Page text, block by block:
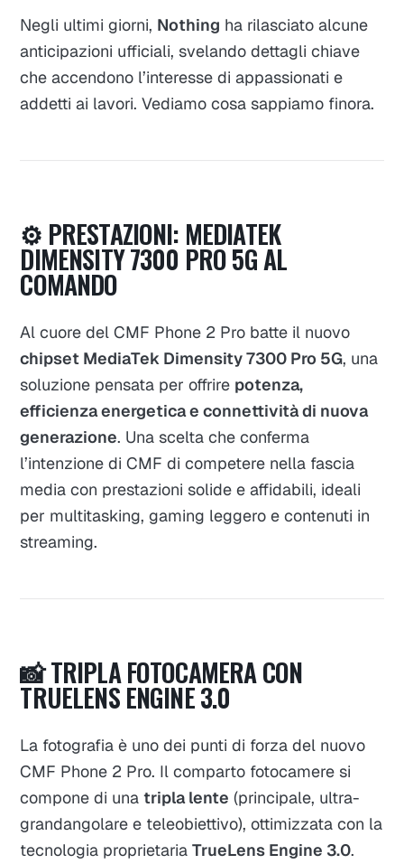
Negli ultimi giorni, Nothing ha rilasciato alcune
anticipazioni ufficiali, svelando dettagli chiave
che accendono l’interesse di appassionati e
addetti ai lavori. Vediamo cosa sappiamo finora.
⚙️ PRESTAZIONI: MEDIATEK
DIMENSITY 7300 PRO 5G AL
COMANDO
Al cuore del CMF Phone 2 Pro batte il nuovo
chipset MediaTek Dimensity 7300 Pro 5G, una
soluzione pensata per offrire potenza,
efficienza energetica e connettività di nuova
generazione. Una scelta che conferma
l’intenzione di CMF di competere nella fascia
media con prestazioni solide e affidabili, ideali
per multitasking, gaming leggero e contenuti in
streaming.
📸 TRIPLA FOTOCAMERA CON
TRUELENS ENGINE 3.0
La fotografia è uno dei punti di forza del nuovo
CMF Phone 2 Pro. Il comparto fotocamere si
compone di unatripla lente (principale, ultra-
grandangolare e teleobiettivo), ottimizzata con la
tecnologia proprietariaTrueLens Engine 3.0.